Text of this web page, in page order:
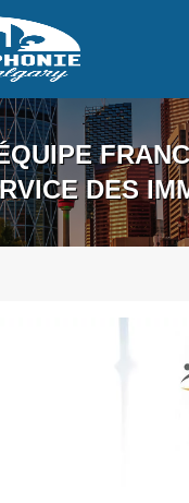
DES